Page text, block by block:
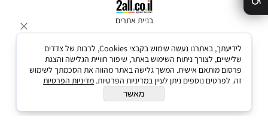
בניית אתרים
לידיעתך, באתרנו נעשה שימוש בקבצי Cookies, לרבות של צדדים
שלישיים, לצורך ניתוח השימוש באתר, שיפור חוויית הגלישה והצגת
פרסום מותאם אישית. המשך גלישה באתר מהווה את הסכמתך לשימוש
זה. לפרטים נוספים ניתן לעיין במדיניות הפרטיות. מדיניות הפרטיות
מאשר